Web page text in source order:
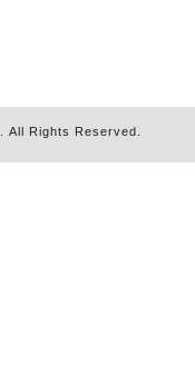
. All Rights Reserved.